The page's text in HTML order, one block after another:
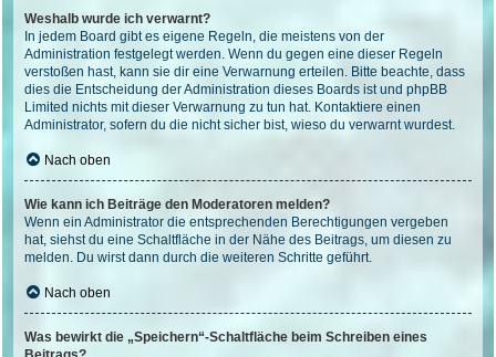
Weshalb wurde ich verwarnt?
In jedem Board gibt es eigene Regeln, die meistens von der
Administration festgelegt werden. Wenn du gegen eine dieser Regeln
verstoßen hast, kann sie dir eine Verwarnung erteilen. Bitte beachte, dass
dies die Entscheidung der Administration dieses Boards ist und phpBB
Limited nichts mit dieser Verwarnung zu tun hat. Kontaktiere einen
Administrator, sofern du die nicht sicher bist, wieso du verwarnt wurdest.
Nach oben
Wie kann ich Beiträge den Moderatoren melden?
Wenn ein Administrator die entsprechenden Berechtigungen vergeben
hat, siehst du eine Schaltfläche in der Nähe des Beitrags, um diesen zu
melden. Du wirst dann durch die weiteren Schritte geführt.
Nach oben
Was bewirkt die „Speichern“-Schaltfläche beim Schreiben eines